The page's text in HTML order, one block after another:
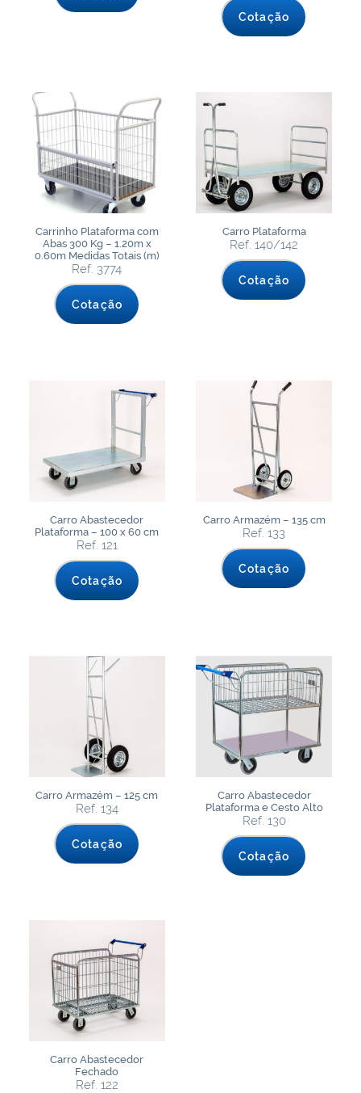
Cotação
Carrinho Plataforma com
Abas 300 Kg – 1.20m x
0.60m Medidas Totais (m)
Ref. 3774
Cotação
Carro Plataforma
Ref. 140/142
Cotação
Carro Abastecedor
Plataforma – 100 x 60 cm
Ref. 121
Cotação
Carro Armazém – 135 cm
Ref. 133
Cotação
Carro Armazém – 125 cm
Ref. 134
Cotação
Carro Abastecedor
Plataforma e Cesto Alto
Ref. 130
Cotação
Carro Abastecedor
Fechado
Ref. 122